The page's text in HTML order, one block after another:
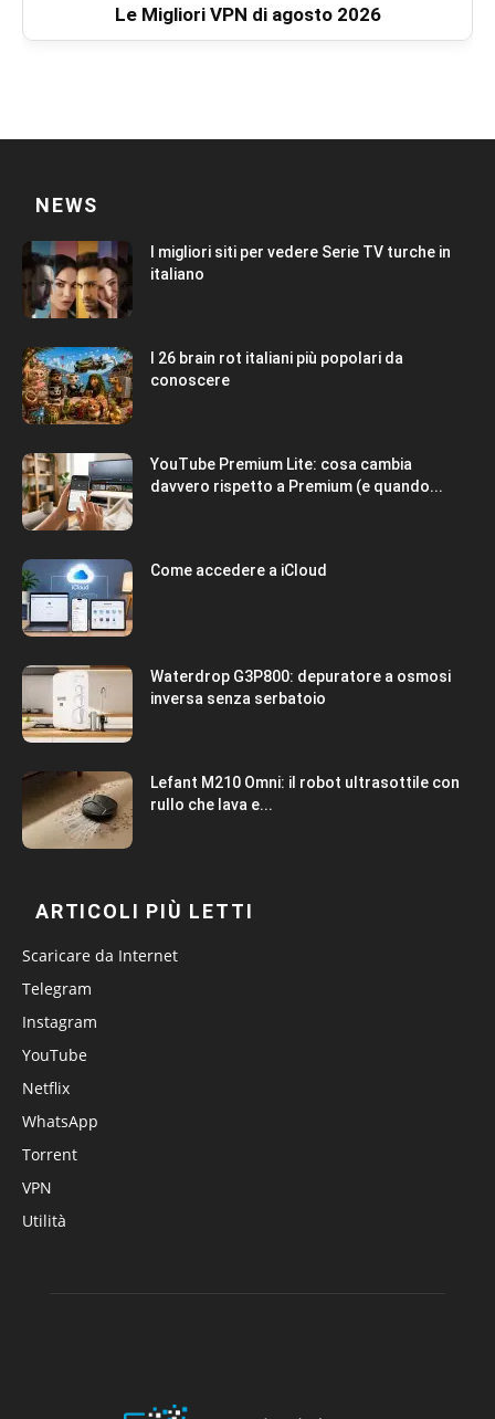
Le Migliori VPN di agosto 2026
NEWS
I migliori siti per vedere Serie TV turche in
italiano
I 26 brain rot italiani più popolari da
conoscere
YouTube Premium Lite: cosa cambia
davvero rispetto a Premium (e quando...
Come accedere a iCloud
Waterdrop G3P800: depuratore a osmosi
inversa senza serbatoio
Lefant M210 Omni: il robot ultrasottile con
rullo che lava e...
ARTICOLI PIÙ LETTI
Scaricare da Internet
Telegram
Instagram
YouTube
Netflix
WhatsApp
Torrent
VPN
Utilità